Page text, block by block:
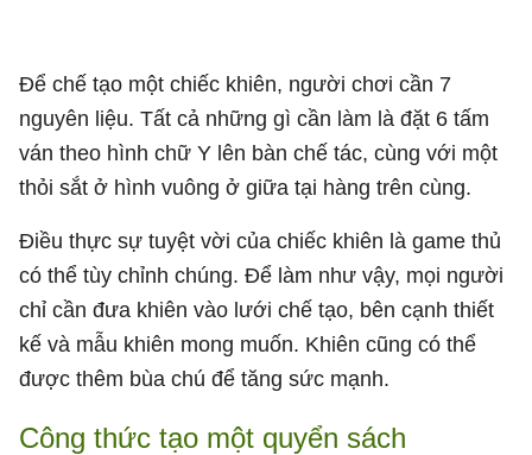
Để chế tạo một chiếc khiên, người chơi cần 7
nguyên liệu. Tất cả những gì cần làm là đặt 6 tấm
ván theo hình chữ Y lên bàn chế tác, cùng với một
thỏi sắt ở hình vuông ở giữa tại hàng trên cùng.
Điều thực sự tuyệt vời của chiếc khiên là game thủ
có thể tùy chỉnh chúng. Để làm như vậy, mọi người
chỉ cần đưa khiên vào lưới chế tạo, bên cạnh thiết
kế và mẫu khiên mong muốn. Khiên cũng có thể
được thêm bùa chú để tăng sức mạnh.
Công thức tạo một quyển sách